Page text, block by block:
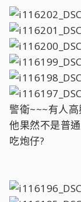
警衛~~~有人
他果然不是普
吃炮仔?